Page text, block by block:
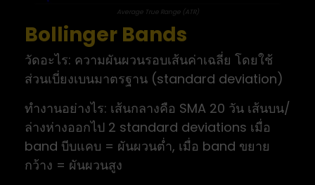
Average True Range (ATR)
Bollinger Bands
วัดอะไร: ความผันผวนรอบเส้นค่าเฉลี่ย โดยใช้
ส่วนเบี่ยงเบนมาตรฐาน (standard deviation)
ทำงานอย่างไร: เส้นกลางคือ SMA 20 วัน เส้นบน/
ล่างห่างออกไป 2 standard deviations เมื่อ
band บีบแคบ = ผันผวนต่ำ, เมื่อ band ขยาย
กว้าง = ผันผวนสูง